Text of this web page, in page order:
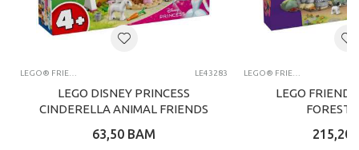
LEGO® FRIENDS LE43283
LEGO DISNEY PRINCESS
CINDERELLA ANIMAL FRIENDS
63,50 BAM
LEGO® FRIENDS
LEGO
FOREST
215,20